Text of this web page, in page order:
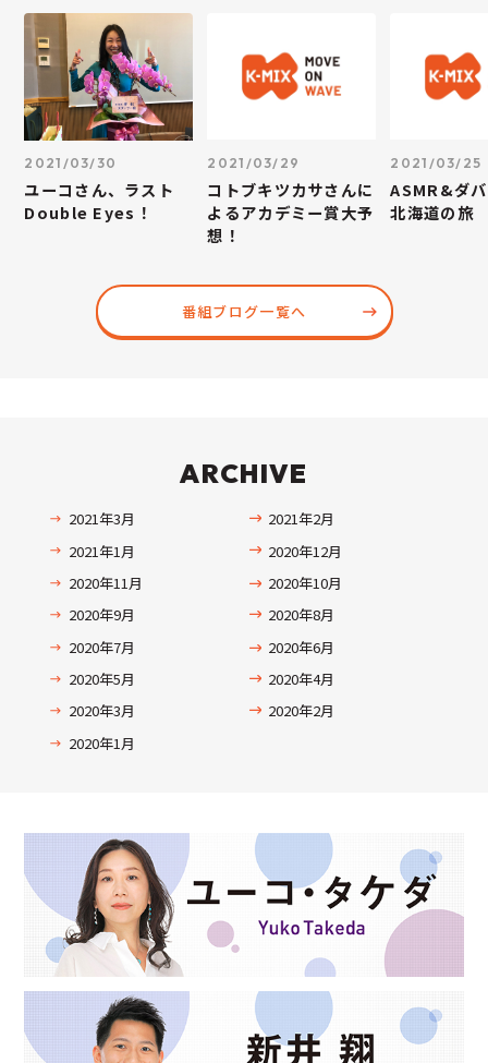
2021/03/30
ユーコさん、ラスト
Double Eyes！
2021/03/29
コトブキツカサさんに
よるアカデミー賞大予
想！
2021/03/25
ASMR&ダ
北海道の旅
番組ブログ一覧へ
ARCHIVE
2021年3月
2021年2月
2021年1月
2020年12月
2020年11月
2020年10月
2020年9月
2020年8月
2020年7月
2020年6月
2020年5月
2020年4月
2020年3月
2020年2月
2020年1月